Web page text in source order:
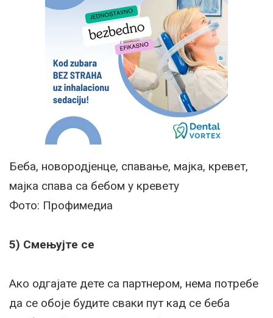
Беба, новородјенце, спавање, мајка, кревет,
мајка спава са бебом у кревету
Фото: Профимедиа
5) Смењујте се
Ако одгајате дете са партнером, нема потребе
да се обоје будите сваки пут кад се беба